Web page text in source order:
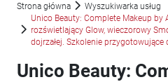
Strona główna
Wyszukiwarka usług
Unico Beauty: Complete Makeup by
rozświetlający Glow, wieczorowy
dojrzałej. Szkolenie przygotowujące
Unico Beauty: